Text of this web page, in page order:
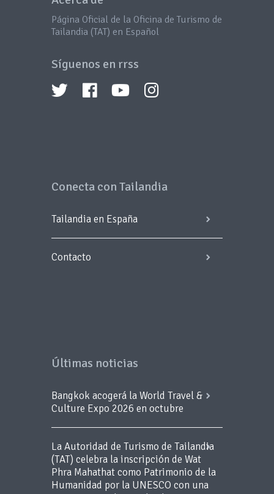
Página Oficial de la Oficina de Turismo de
Tailandia (TAT) en Español
Síguenos en rrss
Conecta con Tailandia
Tailandia en España
Contacto
Últimas noticias
Bangkok acogerá la World Travel &
Culture Expo 2026 en octubre
La Autoridad de Turismo de Tailandia
(TAT) celebra la inscripción de Wat
Phra Mahathat como Patrimonio de la
Humanidad por la UNESCO con una